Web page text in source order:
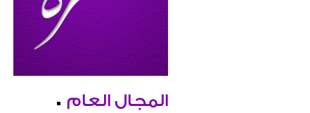
المجال العام